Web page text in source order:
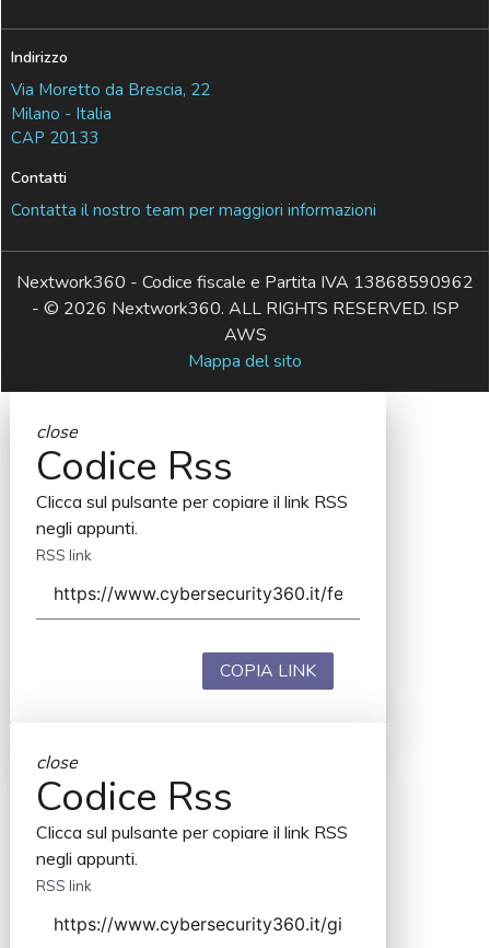
Indirizzo
Via Moretto da Brescia, 22
Milano - Italia
CAP 20133
Contatti
Contatta il nostro team per maggiori informazioni
Nextwork360 - Codice fiscale e Partita IVA 13868590962
- © 2026 Nextwork360. ALL RIGHTS RESERVED. ISP
AWS
Mappa del sito
close
Codice Rss
Clicca sul pulsante per copiare il link RSS
negli appunti.
RSS link
COPIA LINK
close
Codice Rss
Clicca sul pulsante per copiare il link RSS
negli appunti.
RSS link